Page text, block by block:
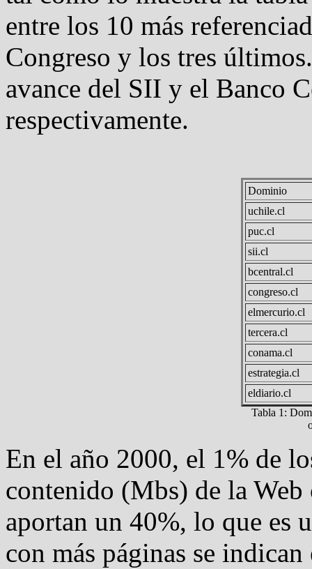
entre los 10 más
Congreso y los tres
avance del SII y el Banco
respectivamente.
Dominio
uchile.cl
puc.cl
sii.cl
bcentral.cl
congreso.cl
elmercurio.cl
tercera.cl
conama.cl
estrategia.cl
eldiario.cl
Tabla 1:
En el año 2000, el 1% de
contenido (Mbs) de la
aportan un 40%, lo que es
con más páginas se